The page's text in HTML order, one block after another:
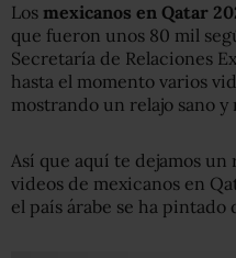
Los mexicanos en Qatar
que fueron unos 80 mil
Secretaría de Relaciones
hasta el momento varios
mostrando un relajo sano y
Así que aquí te dejamos
videos de mexicanos en
el país árabe se ha pintado